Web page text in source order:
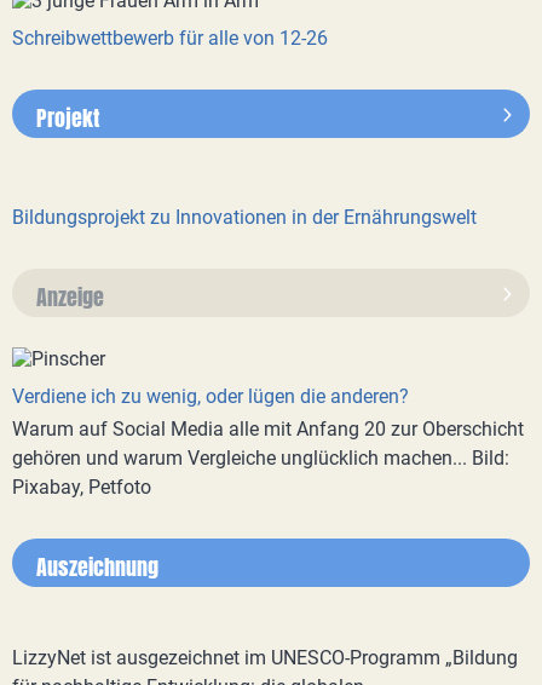
Schreibwettbewerb für alle von 12-26
Projekt
Bildungsprojekt zu Innovationen in der Ernährungswelt
Anzeige
Verdiene ich zu wenig, oder lügen die anderen?
Warum auf Social Media alle mit Anfang 20 zur Oberschicht
gehören und warum Vergleiche unglücklich machen... Bild:
Pixabay, Petfoto
Auszeichnung
LizzyNet ist ausgezeichnet im UNESCO-Programm „Bildung